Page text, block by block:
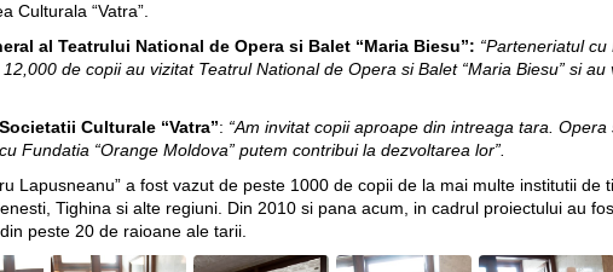
Culturala “Vatra”.
al Teatrului National de Opera si Balet “Maria Biesu”: “Parteneriatul
de copii au vizitat Teatrul National de Opera si Balet “Maria Biesu” si
Culturale “Vatra”: “Am invitat copii aproape din intreaga tara.
Fundatia “Orange Moldova” putem contribui la dezvoltarea lor”.
Lapusneanu” a fost vazut de peste 1000 de copii de la mai multe institutii de
Tighina si alte regiuni. Din 2010 si pana acum, in cadrul proiectului au
peste 20 de raioane ale tarii.